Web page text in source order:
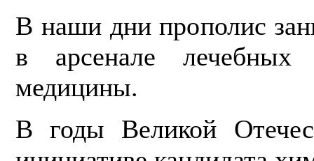
В наши дни прополис
в арсе­нале лечебных
медицины.
В годы Великой